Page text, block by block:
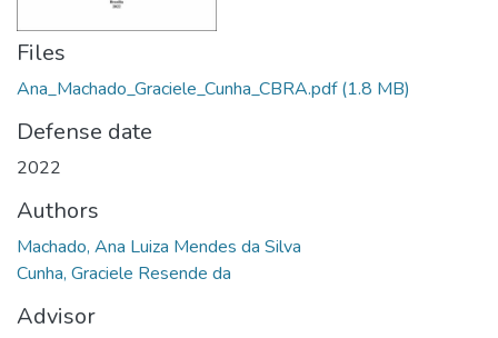
Files
Ana_Machado_Graciele_Cunha_CBRA.pdf(1.8 MB)
Defense date
2022
Authors
Machado, Ana Luiza Mendes da Silva
Cunha, Graciele Resende da
Advisor